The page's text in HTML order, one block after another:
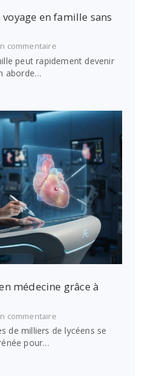
en famille sans
commentairesur
Comment
planifier
sans
peut rapidement devenir
aborde…
médecine grâce à
commentairesur
Parcoursup
:
de milliers de lycéens se
pour…